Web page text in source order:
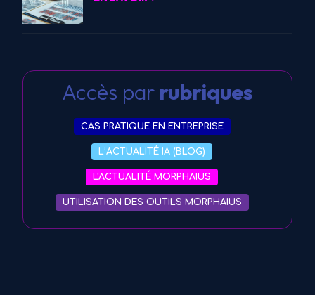
Accès par rubriques
CAS PRATIQUE EN ENTREPRISE
L’ACTUALITÉ IA (BLOG)
L'ACTUALITÉ MORPHAIUS
UTILISATION DES OUTILS MORPHAIUS